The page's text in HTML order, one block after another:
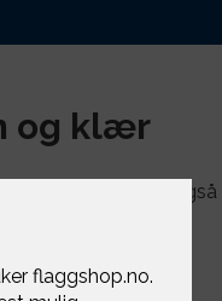
og klær
på stoff. Vi kan også
Ta kontakt!